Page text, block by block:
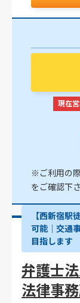
現在
※ご利用の
をご確認下
【西新宿駅
可能｜交通
目指します
弁護士
法律事